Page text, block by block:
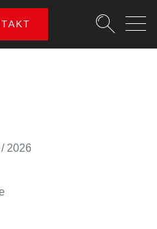
Zum Inhalt (Accesskey: 0)
Zur Hauptnavigation
Zur Portalnavigation
Zur Metanavigation
Zum Footer (Accesskey: 6)
-
2026